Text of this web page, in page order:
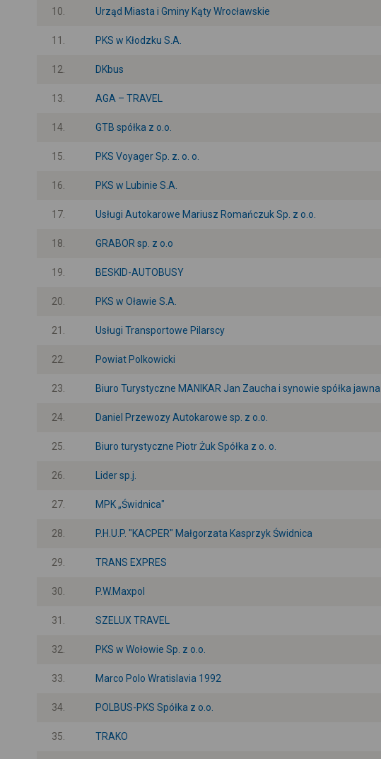
10. Urząd Miasta i Gminy Kąty Wrocławskie
11. PKS w Kłodzku S.A.
12. DKbus
13. AGA – TRAVEL
14. GTB spółka z o.o.
15. PKS Voyager Sp. z. o. o.
16. PKS w Lubinie S.A.
17. Usługi Autokarowe Mariusz Romańczuk Sp. z o.o.
18. GRABOR sp. z o.o
19. BESKID-AUTOBUSY
20. PKS w Oławie S.A.
21. Usługi Transportowe Pilarscy
22. Powiat Polkowicki
23. Biuro Turystyczne MANIKAR Jan Zaucha i synowie spółka jawna
24. Daniel Przewozy Autokarowe sp. z o.o.
25. Biuro turystyczne Piotr Żuk Spółka z o. o.
26. Lider sp.j.
27. MPK „Świdnica"
28. P.H.U.P. "KACPER" Małgorzata Kasprzyk Świdnica
29. TRANS EXPRES
30. P.W.Maxpol
31. SZELUX TRAVEL
32. PKS w Wołowie Sp. z o.o.
33. Marco Polo Wratislavia 1992
34. POLBUS-PKS Spółka z o.o.
35. TRAKO